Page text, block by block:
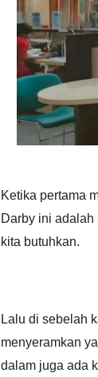
Ketika pertama
Darby ini adalah
kita butuhkan.
Lalu di sebelah
menyeramkan
dalam juga ada